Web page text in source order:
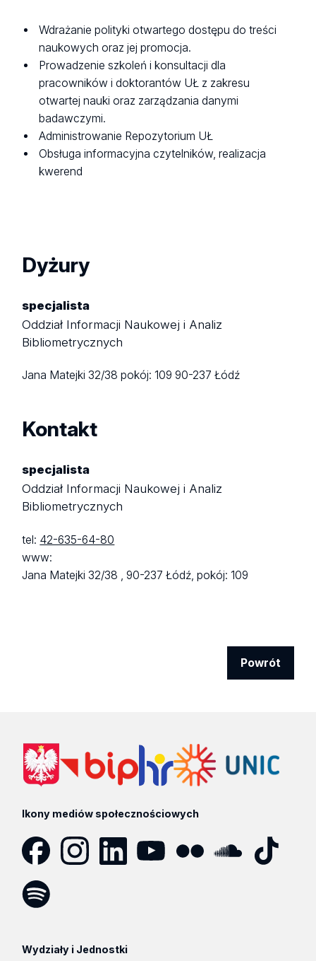
Wdrażanie polityki otwartego dostępu do treści
naukowych oraz jej promocja.
Prowadzenie szkoleń i konsultacji dla
pracowników i doktorantów UŁ z zakresu
otwartej nauki oraz zarządzania danymi
badawczymi.
Administrowanie Repozytorium UŁ
Obsługa informacyjna czytelników, realizacja
kwerend
Dyżury
specjalista
Oddział Informacji Naukowej i Analiz
Bibliometrycznych
Jana Matejki 32/38pokój: 10990-237 Łódź
Kontakt
specjalista
Oddział Informacji Naukowej i Analiz
Bibliometrycznych
tel: 42-635-64-80
www:
Jana Matejki 32/38 ,90-237 Łódź,pokój: 109
Powrót
Ikony mediów społecznościowych
Wydziały i Jednostki